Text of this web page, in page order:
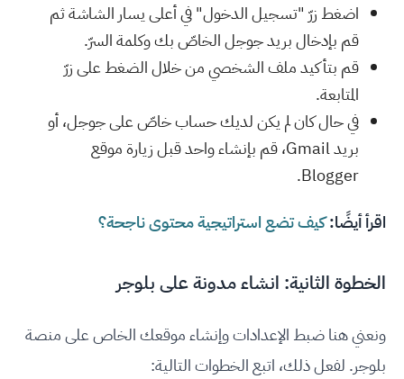
اضغط زرّ "تسجيل الدخول" في أعلى يسار الشاشة ثم
قم بإدخال بريد جوجل الخاصّ بك وكلمة السرّ.
قم بتأكيد ملف الشخصي من خلال الضغط على زرّ
المتابعة.
في حال كان لم يكن لديك حساب خاصّ على جوجل، أو
بريد Gmail، قم بإنشاء واحد قبل زيارة موقع
Blogger.
اقرأ أيضًا:كيف تضع استراتيجية محتوى ناجحة؟
الخطوة الثانية: انشاء مدونة على بلوجر
ونعني هنا ضبط الإعدادات وإنشاء موقعك الخاص على منصة
بلوجر. لفعل ذلك، اتبع الخطوات التالية: